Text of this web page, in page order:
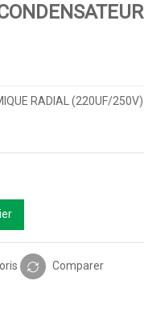
RADIAL (220UF/250V)
Comparer